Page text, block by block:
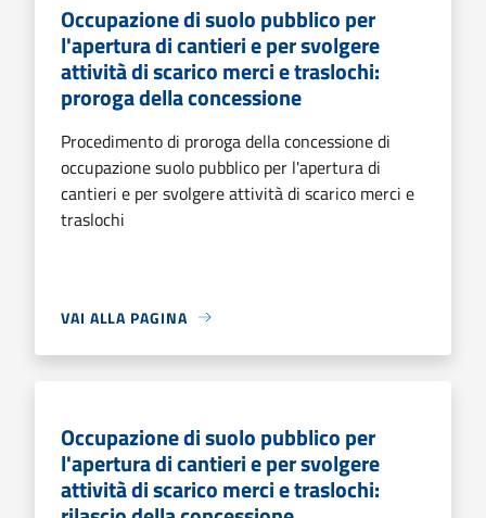
Occupazione di suolo pubblico per
l'apertura di cantieri e per svolgere
attività di scarico merci e traslochi:
proroga della concessione
Procedimento di proroga della concessione di
occupazione suolo pubblico per l'apertura di
cantieri e per svolgere attività di scarico merci e
traslochi
VAI ALLA PAGINA
Occupazione di suolo pubblico per
l'apertura di cantieri e per svolgere
attività di scarico merci e traslochi: